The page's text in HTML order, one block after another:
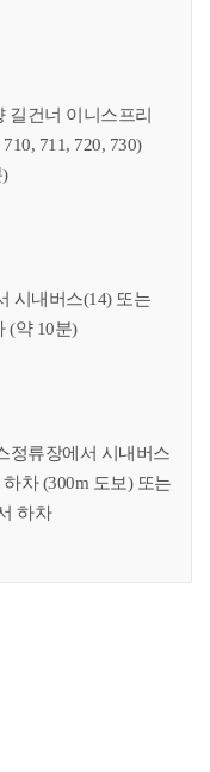
길건너 이니스프리
711, 720, 730)
시내버스(14) 또는
(약 10분)
정류장에서 시내버스
차 (300m 도보) 또는
하차